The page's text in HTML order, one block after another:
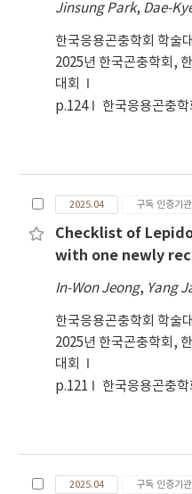
Jinsung Park, Dae-
한국응용곤충학회 학술
2025년 한국곤충학회,
대회
p.124
한국응용곤충학
2025.04 구독 인증기
Checklist of
with one newly
In-Won Jeong, Yang
한국응용곤충학회 학술
2025년 한국곤충학회,
대회
p.121
한국응용곤충학
2025.04 구독 인증기